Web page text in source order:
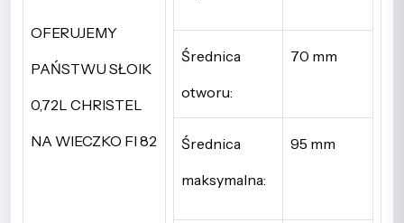
OFERUJEMY
PAŃSTWU SŁOIK
0,72L CHRISTEL
NA WIECZKO FI 82
Średnica
otworu:
70 mm
Średnica
maksymalna:
95 mm